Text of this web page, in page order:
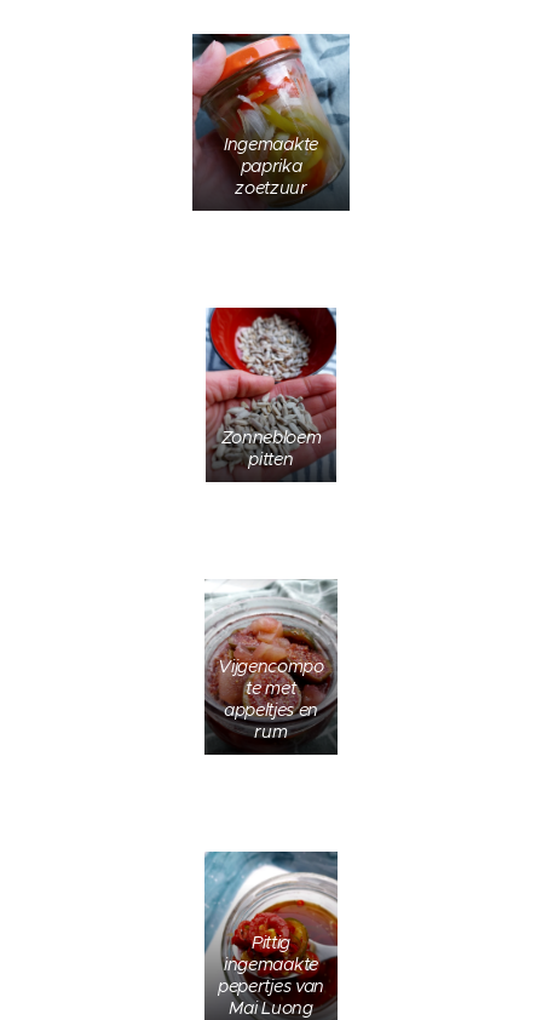
Ingemaakte
paprika
zoetzuur
Zonnebloem
pitten
Vijgencompo
te met
appeltjes en
rum
Pittig
ingemaakte
pepertjes van
Mai Luong